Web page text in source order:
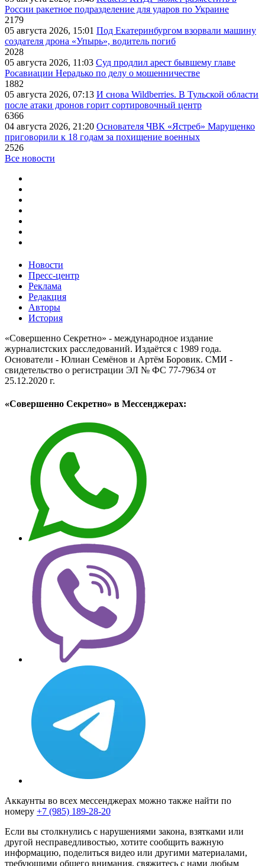
России ракетное подразделение для ударов по Украине
2179
05 августа 2026, 15:01 Под Екатеринбургом взорвали машину
создателя дрона «Упырь», водитель погиб
2028
05 августа 2026, 11:03 Суд продлил арест бывшему главе
Росавиации Нерадько по делу о мошенничестве
1882
05 августа 2026, 07:13 И снова Wildberries. В Тульской области
после атаки дронов горит сортировочный центр
6366
04 августа 2026, 21:20 Основателя ЧВК «Ястреб» Марущенко
приговорили к 18 годам за похищение военных
2526
Все новости
Новости
Пресс-центр
Реклама
Редакция
Авторы
История
«Совершенно Секретно» - международное издание
журналистских расследований. Издаётся с 1989 года.
Основатели - Юлиан Семёнов и Артём Боровик. CМИ -
свидетельство о регистрации ЭЛ № ФС 77-79634 от
25.12.2020 г.
«Совершенно Секретно» в Мессенджерах:
Аккаунты во всех мессенджерах можно также найти по
номеру +7 (985) 189-28-20
Если вы столкнулись с нарушениями закона, взятками или
другой несправедливостью, хотите сообщить важную
информацию, поделиться видео или другими материалами,
требующими общего внимания, свяжитесь с нами любым